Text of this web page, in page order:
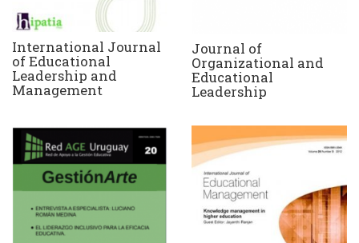
International Journal
of Educational
Leadership and
Management
Journal of
Organizational and
Educational
Leadership